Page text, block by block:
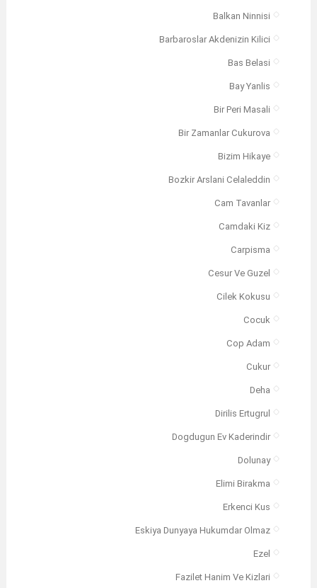
Balkan Ninnisi
Barbaroslar Akdenizin Kilici
Bas Belasi
Bay Yanlis
Bir Peri Masali
Bir Zamanlar Cukurova
Bizim Hikaye
Bozkir Arslani Celaleddin
Cam Tavanlar
Camdaki Kiz
Carpisma
Cesur Ve Guzel
Cilek Kokusu
Cocuk
Cop Adam
Cukur
Deha
Dirilis Ertugrul
Dogdugun Ev Kaderindir
Dolunay
Elimi Birakma
Erkenci Kus
Eskiya Dunyaya Hukumdar Olmaz
Ezel
Fazilet Hanim Ve Kizlari